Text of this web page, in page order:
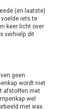
(en laatste)
iets te
keer licht over
verhielp dit
geen
wordt niet
afstoffen met
wel
met wax.